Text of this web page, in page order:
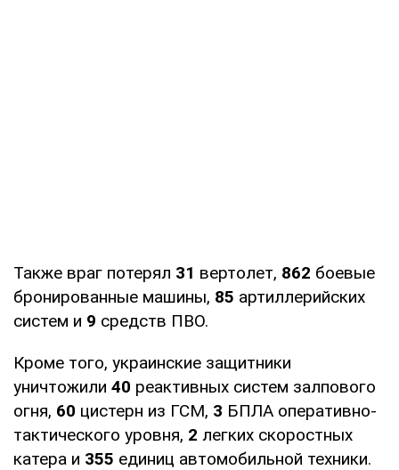
Также враг потерял 31 вертолет, 862 боевые
бронированные машины, 85 артиллерийских
систем и 9 средств ПВО.
Кроме того, украинские защитники
уничтожили 40 реактивных систем залпового
огня, 60 цистерн из ГСМ, 3 БПЛА оперативно-
тактического уровня, 2 легких скоростных
катера и 355 единиц автомобильной техники.